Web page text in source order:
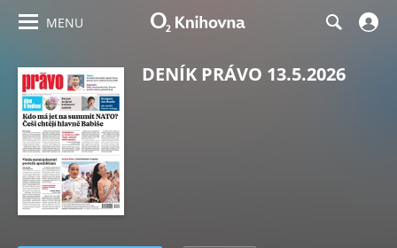
MENU
DENÍK PRÁVO 13.5.2026